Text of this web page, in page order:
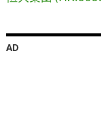
AD